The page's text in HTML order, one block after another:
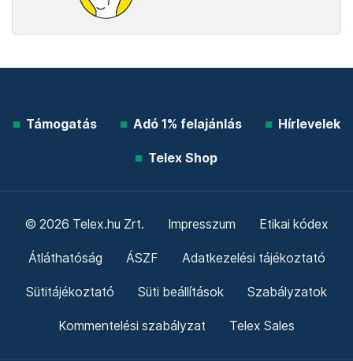
Támogatás Adó 1% felajánlás Hírlevelek
Telex Shop
© 2026 Telex.hu Zrt. Impresszum Etikai kódex
Átláthatóság ÁSZF Adatkezelési tájékoztató
Sütitájékoztató Süti beállítások Szabályzatok
Kommentelési szabályzat Telex Sales